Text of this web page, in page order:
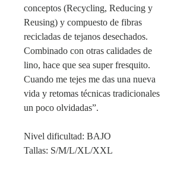
conceptos (Recycling, Reducing y
Reusing) y compuesto de fibras
recicladas de tejanos desechados.
Combinado con otras calidades de
lino, hace que sea super fresquito.
Cuando me tejes me das una nueva
vida y retomas técnicas tradicionales
un poco olvidadas”.
Nivel dificultad: BAJO
Tallas: S/M/L/XL/XXL